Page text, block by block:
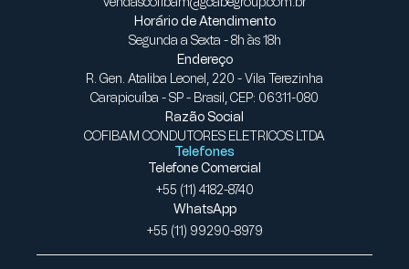
Horário de Atendimento
Segunda a Sexta - 8h às 18h
Endereço
R. Gen. Ataliba Leonel, 220 - Vila Terezinha
Carapicuíba - SP - Brasil, CEP: 06311-080
Razão Social
COFIBAM CONDUTORES ELETRICOS LTDA
Telefones
Telefone Comercial
+55 (11) 4182-8740
WhatsApp
+55 (11) 99290-8979